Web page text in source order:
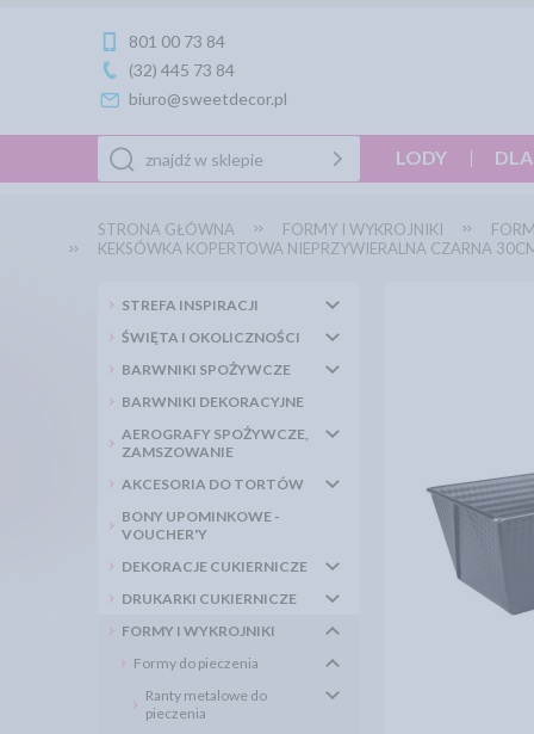
801 00 73 84
(32) 445 73 84
biuro@sweetdecor.pl
LODY
STRONA GŁÓWNA FORMY I WYKROJNIKI
KEKSÓWKA KOPERTOWA NIEPRZYWIERALNA CZARNA
STREFA INSPIRACJI
ŚWIĘTA I OKOLICZNOŚCI
BARWNIKI SPOŻYWCZE
BARWNIKI DEKORACYJNE
AEROGRAFY SPOŻYWCZE,
ZAMSZOWANIE
AKCESORIA DO TORTÓW
BONY UPOMINKOWE -
VOUCHER'Y
DEKORACJE CUKIERNICZE
DRUKARKI CUKIERNICZE
FORMY I WYKROJNIKI
Formy do pieczenia
Ranty metalowe do
pieczenia